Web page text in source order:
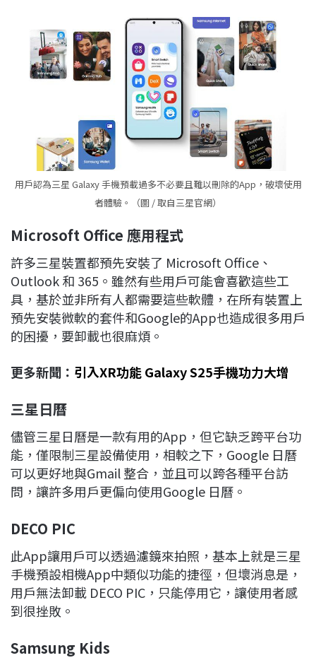
用戶認為三星 Galaxy 手機預載過多不必要且難以刪除的App，破壞使用
者體驗。（圖 / 取自三星官網）
Microsoft Office 應用程式
許多三星裝置都預先安裝了 Microsoft Office、
Outlook 和 365。雖然有些用戶可能會喜歡這些工
具，基於並非所有人都需要這些軟體，在所有裝置上
預先安裝微軟的套件和Google的App也造成很多用戶
的困擾，要卸載也很麻煩。
更多新聞： 引入XR功能 Galaxy S25手機功力大增
三星日曆
儘管三星日曆是一款有用的App，但它缺乏跨平台功
能，僅限制三星設備使用，相較之下，Google 日曆
可以更好地與Gmail 整合，並且可以跨各種平台訪
問，讓許多用戶更偏向使用Google 日曆。
DECO PIC
此App讓用戶可以透過濾鏡來拍照，基本上就是三星
手機預設相機App中類似功能的捷徑，但壞消息是，
用戶無法卸載 DECO PIC，只能停用它，讓使用者感
到很挫敗。
Samsung Kids